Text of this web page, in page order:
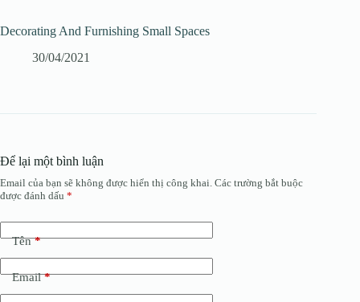
Decorating And Furnishing Small Spaces
30/04/2021
Để lại một bình luận
Email của bạn sẽ không được hiển thị công khai. Các trường bắt buộc
được đánh dấu *
Tên*
Email*